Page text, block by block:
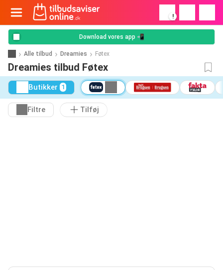
!
Download vores app 📲
Alle tilbud Dreamies Føtex
Dreamies tilbud Føtex
Butikker 1
Filtre Tilføj